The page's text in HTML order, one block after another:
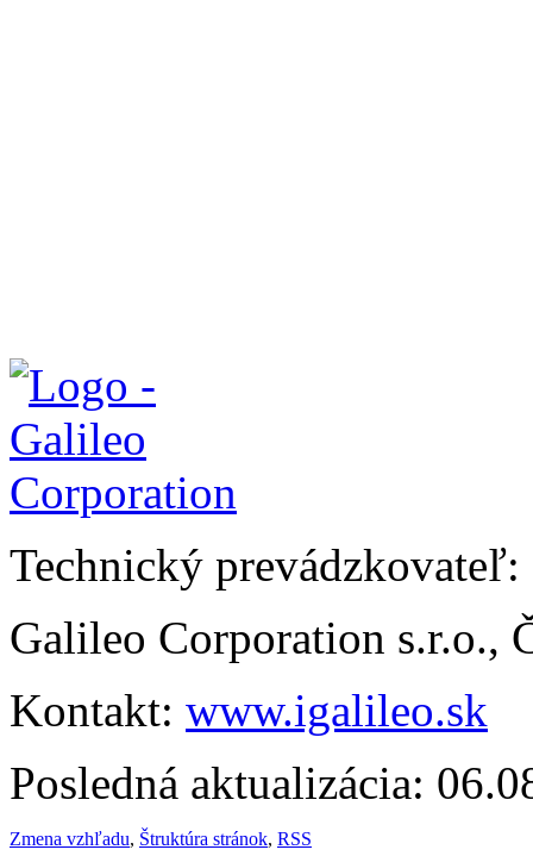
Technický prevádzkovateľ:
Galileo Corporation s.r.o.,
Kontakt: www.igalileo.sk
Posledná aktualizácia:
Zmena vzhľadu, Štruktúra stránok, RSS